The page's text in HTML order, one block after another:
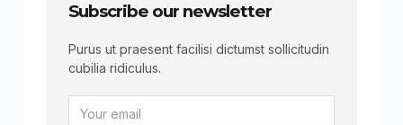
Subscribe our newsletter
Purus ut praesent facilisi dictumst sollicitudin
cubilia ridiculus.